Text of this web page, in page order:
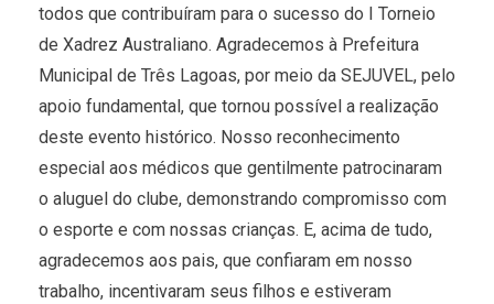
todos que contribuíram para o sucesso do I Torneio
de Xadrez Australiano. Agradecemos à Prefeitura
Municipal de Três Lagoas, por meio da SEJUVEL, pelo
apoio fundamental, que tornou possível a realização
deste evento histórico. Nosso reconhecimento
especial aos médicos que gentilmente patrocinaram
o aluguel do clube, demonstrando compromisso com
o esporte e com nossas crianças. E, acima de tudo,
agradecemos aos pais, que confiaram em nosso
trabalho, incentivaram seus filhos e estiveram